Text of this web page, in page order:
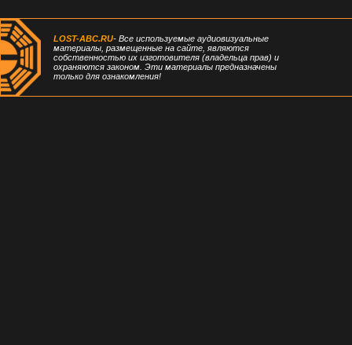
LOST-ABC.RU- Все используемые аудиовизуальные
материалы, размещенные на сайте, являются
собственностью их изготовителя (владельца прав) и
охраняются законом. Эти материалы предназначены
только для ознакомления!